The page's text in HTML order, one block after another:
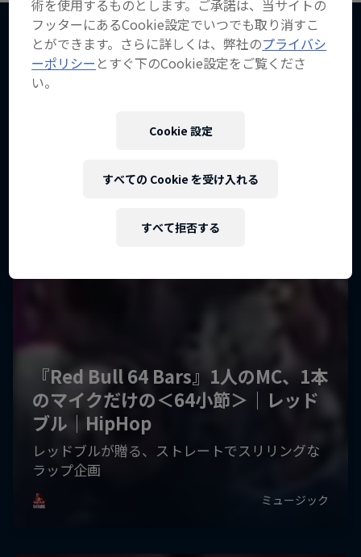
こちらもチェック！
術を使用するものとします。ご承諾は、当サイトの
フッターにあるCookie設定でいつでも取り消すこ
とができます。さらに詳しくは、弊社のプライバシ
ーポリシー とすぐ下のCookie設定をご覧くださ
い。
Cookie 設定
すべて拒否する
すべての Cookie を受け入れる